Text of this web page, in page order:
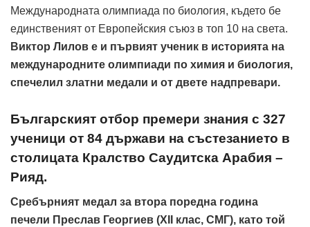
Международната олимпиада по биология, където бе
единственият от Европейския съюз в топ 10 на света.
Виктор Лилов е и първият ученик в историята на
международните олимпиади по химия и биология,
спечелил златни медали и от двете надпревари.
Българският отбор премери знания с 327
ученици от 84 държави на състезанието в
столицата Кралство Саудитска Арабия –
Рияд.
Сребърният медал за втора поредна година
печели Преслав Георгиев (XII клас, СМГ), като той